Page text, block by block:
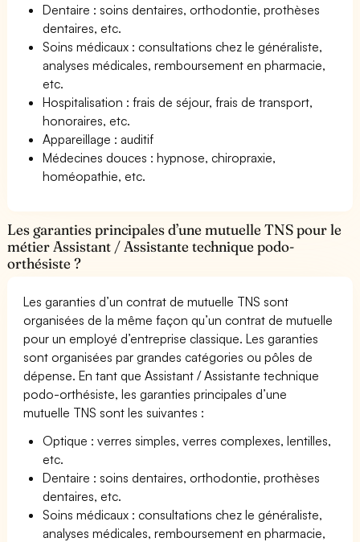
Dentaire : soins dentaires, orthodontie, prothèses
dentaires, etc.
Soins médicaux : consultations chez le généraliste,
analyses médicales, remboursement en pharmacie,
etc.
Hospitalisation : frais de séjour, frais de transport,
honoraires, etc.
Appareillage : auditif
Médecines douces : hypnose, chiropraxie,
homéopathie, etc.
Les garanties principales d’une mutuelle TNS pour le
métier Assistant / Assistante technique podo-
orthésiste ?
Les garanties d’un contrat de mutuelle TNS sont
organisées de la même façon qu’un contrat de mutuelle
pour un employé d’entreprise classique. Les garanties
sont organisées par grandes catégories ou pôles de
dépense. En tant que Assistant / Assistante technique
podo-orthésiste, les garanties principales d’une
mutuelle TNS sont les suivantes :
Optique : verres simples, verres complexes, lentilles,
etc.
Dentaire : soins dentaires, orthodontie, prothèses
dentaires, etc.
Soins médicaux : consultations chez le généraliste,
analyses médicales, remboursement en pharmacie,